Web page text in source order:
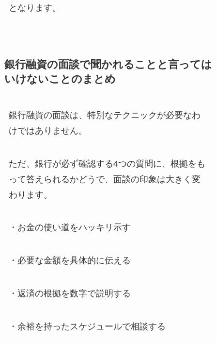
となります。
銀行融資の面談で聞かれることと言っては
いけないことのまとめ
銀行融資の面談は、特別なテクニックが必要なわ
けではありません。
ただ、銀行が必ず確認する4つの質問に、根拠をも
って答えられるかどうで、面談の印象は大きく変
わります。
・お金の使い道をハッキリ示す
・必要な金額を具体的に伝える
・返済の根拠を数字で説明する
・余裕を持ったスケジュールで相談する